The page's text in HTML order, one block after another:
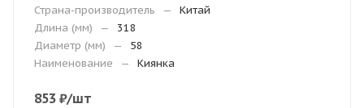
Страна-производитель
—
Китай
Длина (мм)
—
318
Диаметр (мм)
—
58
Наименование
— Киянка
853 ₽/шт